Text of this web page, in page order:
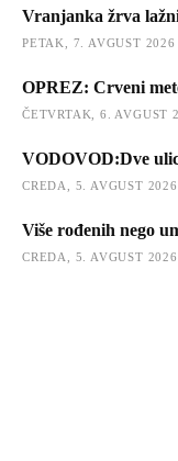
Vranjanka žrva
PETAK, 7. AVGUST
OPREZ: Crveni
ČETVRTAK, 6. AVGUST
VODOVOD:Dve
CREDA, 5. AVGUST
Više rođenih nego
CREDA, 5. AVGUST